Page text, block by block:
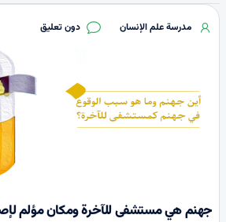
مدرسة علم الإنسان دون تعليق
جهنمهي مستشفى للآخرة ومكان مؤلم